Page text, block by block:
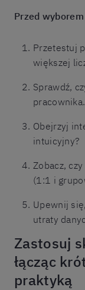
Przed
Przetestuj
większej
Sprawdź,
pracownika.
Obejrzyj
intuicyjny?
Zobacz,
(1:1 i
Upewnij
utraty
Zastosuj
łącząc
praktyką